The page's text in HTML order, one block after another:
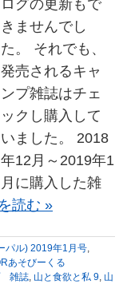
ログの更新もで
きませんでし
た。 それでも、
発売されるキャ
ンプ雑誌はチェ
ックし購入して
いました。 2018
年12月～2019年1
月に購入した雑
読む »
パル) 2019年1月号,
あそびーくる
雑誌, 山と食欲と私 9, 山